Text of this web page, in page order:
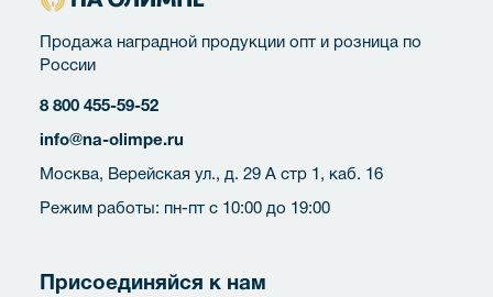
Продажа наградной продукции опт и розница по
России
8 800 455-59-52
info@na-olimpe.ru
Москва, Верейская ул., д. 29 А стр 1, каб. 16
Режим работы: пн-пт с 10:00 до 19:00
Присоединяйся к нам